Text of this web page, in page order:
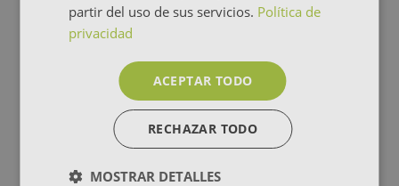
partir del uso de sus servicios. Política de
privacidad
ACEPTAR TODO
RECHAZAR TODO
MOSTRAR DETALLES